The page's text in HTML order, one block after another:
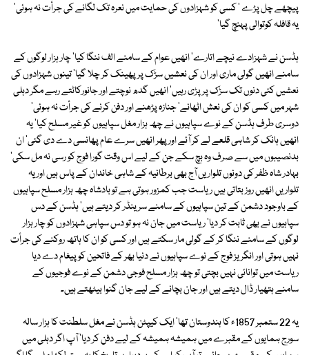
پیچھے چل پڑے ' کسی کو شہزادوں کی حمایت میں نعرہ تک لگانے کی جرأت نہ ہوئی'
یہ قافلہ کوتوالی پہنچ گیا'
ہڈسن نے شہزادے نیچے اتارے' انھیں عوام کے سامنے الف ننگا کیا' چار ہزار لوگوں کے
سامنے انھیں گولی ماری اور ان کی نعشیں سڑک پر پھینک کر چلا گیا' تینوں شہزادوں کی
نعشیں کئی دنوں تک سڑک پر پڑی رہیں' انھیں گدھ نوچتے اور جانورکاٹتے رہے مگر دہلی
شہر میں کسی کو ان کی نعش اٹھانے' جنازہ پڑھنے اور دفن کرنے کی جرأت نہ ہوئی'
دوسری طرف ہڈسن کے نوے سپاہیوں نے چھ ہزار مغل سپاہیوں کو غیر مسلح کیا' یہ
انھیں ہانک کر شاہی قلعے لے کر آئے اور پھر انھیں سرے عام پھانسی دے دی گئی' ان
بدنصیبوں میں سے صرف وہ بچ سکے جن کے لیے اس وقت گورا فوج کو رسی نہ مل سکی'
بہادر شاہ ظفر کی دونوں تلواریں آج بھی برطانیہ کے شاہی خاندان کے پاس ہیں اور یہ
تلواریں انھیں روز بتاتی ہیں ریاست جب کمزور ہوتی ہے تو بادشاہ چھ ہزار مسلح سپاہیوں
کے باوجود دشمن کے تین سپاہیوں کے سامنے سرینڈر کر دیتے ہیں' ہڈسن کے دس
سپاہیوں نے بھی ثابت کر دیا' ریاست میں جان نہ ہو تو دس سپاہی شہزادوں کو چار ہزار
لوگوں کے سامنے ننگا کر کے گولی مار سکتے ہیں اور کسی کو ان کا ہاتھ روکنے کی جرأت
نہیں ہوتی اور انگریز فوج کے نوے سپاہیوں نے دنیا بھر کے فاتحین کو پیغام دے دیا
ریاست میں توانائی نہیں بچتی تو چھ ہزار مسلح فوجی دشمن کے نوے فوجیوں کے
سامنے ہتھیار ڈال دیتے ہیں اور جان بچانے کے لیے جان گنوا بیٹھتے ہیں۔
یہ 22 ستمبر 1857ء کا ہندوستان تھا' ایک کیپٹن ہڈسن نے مغل سلطنت کا ہزار سالہ
سورج ہمایوں کے مقبرے میں ہمیشہ ہمیشہ کے لیے دفن کر دیا' آپ اگر دہلی میں